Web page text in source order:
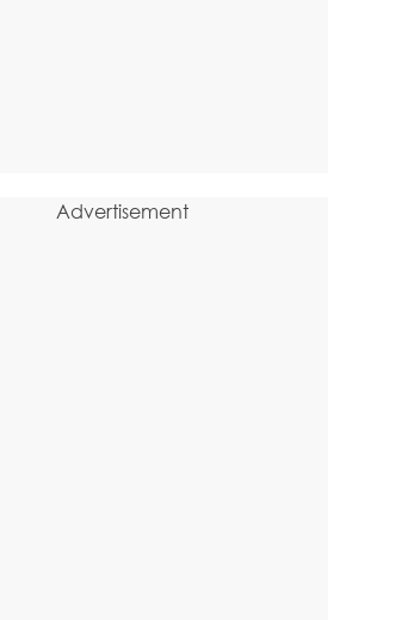
Advertisement